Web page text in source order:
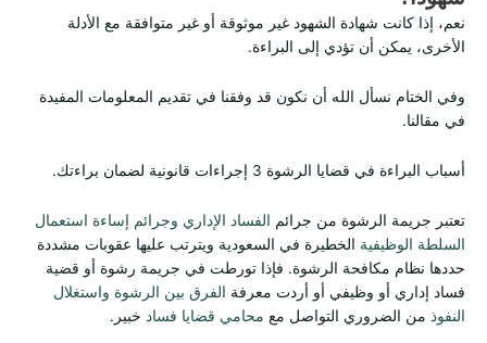
نعم، إذا كانت شهادة الشهود غير موثوقة أو غير متوافقة مع الأدلة
الأخرى، يمكن أن تؤدي إلى البراءة.
وفي الختام نسأل الله أن نكون قد وفقنا في تقديم المعلومات المفيدة
في مقالنا.
أسباب البراءة في قضايا الرشوة 3 إجراءات قانونية لضمان براءتك.
تعتبر جريمة الرشوة من جرائم الفساد الإداري وجرائم إساءة استعمال
السلطة الوظيفية الخطيرة في السعودية ويترتب عليها عقوبات مشددة
حددها نظام مكافحة الرشوة. فإذا تورطت في جريمة رشوة أو قضية
فساد إداري أو وظيفي أو أردت معرفة الفرق بين الرشوة واستغلال
النفوذ من الضروري التواصل مع محامي قضايا فساد خبير.